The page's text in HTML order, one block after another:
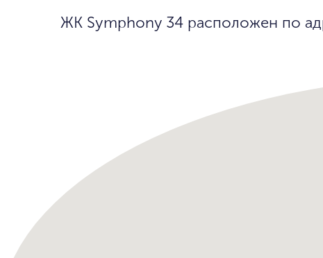
ЖК Symphony 34 расположен по